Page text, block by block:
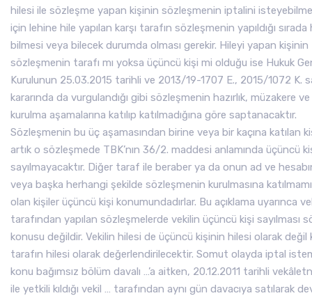
hilesi ile sözleşme yapan kişinin sözleşmenin iptalini
için lehine hile yapılan karşı tarafın sözleşmenin yapıldığı sırada
bilmesi veya bilecek durumda olması gerekir. Hileyi yapan kişinin
sözleşmenin tarafı mı yoksa üçüncü kişi mi olduğu ise Hukuk
Kurulunun 25.03.2015 tarihli ve 2013/19-1707 E., 2015/1072 K.
kararında da vurgulandığı gibi sözleşmenin hazırlık, müzakere ve
kurulma aşamalarına katılıp katılmadığına göre saptanacaktır.
Sözleşmenin bu üç aşamasından birine veya bir kaçına katılan
artık o sözleşmede TBK’nın 36/2. maddesi anlamında üçüncü
sayılmayacaktır. Diğer taraf ile beraber ya da onun ad ve
veya başka herhangi şekilde sözleşmenin kurulmasına
olan kişiler üçüncü kişi konumundadırlar. Bu açıklama uyarınca
tarafından yapılan sözleşmelerde vekilin üçüncü kişi sayılması
konusu değildir. Vekilin hilesi de üçüncü kişinin hilesi olarak değil
tarafın hilesi olarak değerlendirilecektir. Somut olayda iptal
konu bağımsız bölüm davalı …’a aitken, 20.12.2011 tarihli
ile yetkili kıldığı vekil … tarafından aynı gün davacıya satılarak